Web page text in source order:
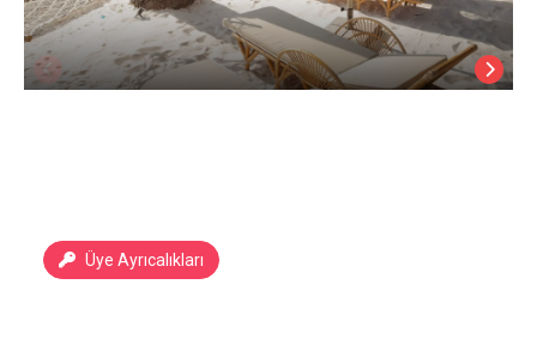
Üye Ayrıcalıkları